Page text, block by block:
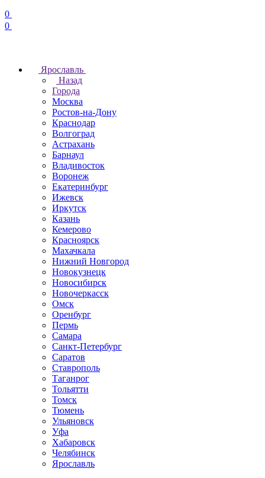
0
0
Ярославль
Назад
Города
Москва
Ростов-на-Дону
Краснодар
Волгоград
Астрахань
Барнаул
Владивосток
Воронеж
Екатеринбург
Ижевск
Иркутск
Казань
Кемерово
Красноярск
Махачкала
Нижний Новгород
Новокузнецк
Новосибирск
Новочеркаcск
Омск
Оренбург
Пермь
Самара
Санкт-Петербург
Саратов
Ставрополь
Таганрог
Тольятти
Томск
Тюмень
Ульяновск
Уфа
Хабаровск
Челябинск
Ярославль